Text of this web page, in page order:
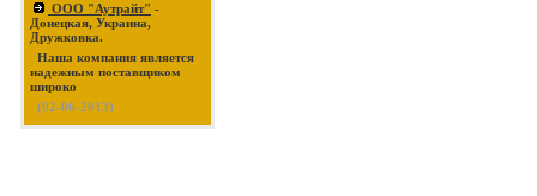
ООО "Аутрайт" -
Донецкая, Украина,
Дружковка.
Наша компания является
надежным поставщиком
широко
(02-06-2013)